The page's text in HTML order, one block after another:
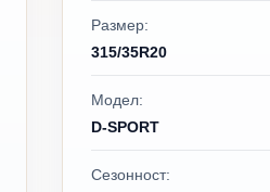
Размер:
315/35R20
Модел:
D-SPORT
Сезонност: